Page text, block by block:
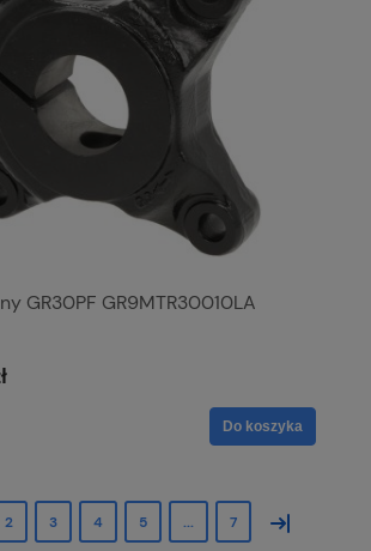
GR30PF GR9MTR30010LA
Do koszyka
2 3 4 5 ... 7 »